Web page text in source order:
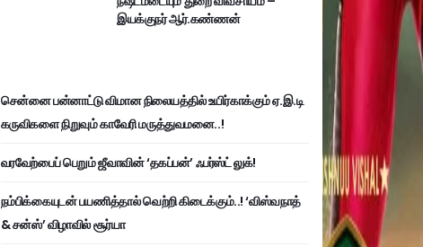
இயக்குநர் ஆர்.கண்ணன்
சென்னை பன்னாட்டு விமான நிலையத்தில் உயிர்காக்கும் ஏ.இ.டி
கருவிகளை நிறுவும் காவேரி மருத்துவமனை..!
வரவேற்பைப் பெறும் ஜீவாவின் ‘தகப்பன்’ ஃபர்ஸ்ட் லுக்!
நம்பிக்கையுடன் பயணித்தால் வெற்றி கிடைக்கும்..! ‘விஸ்வநாத்
& சன்ஸ்’ விழாவில் சூர்யா